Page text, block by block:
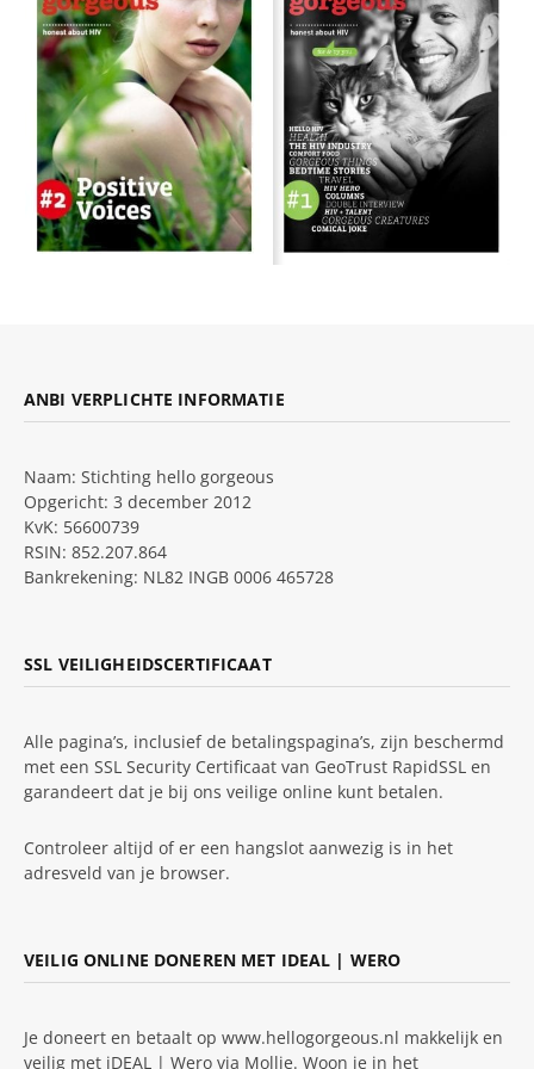
ANBI VERPLICHTE INFORMATIE
Naam: Stichting hello gorgeous
Opgericht: 3 december 2012
KvK: 56600739
RSIN: 852.207.864
Bankrekening: NL82 INGB 0006 465728
SSL VEILIGHEIDSCERTIFICAAT
Alle pagina’s, inclusief de betalingspagina’s, zijn beschermd
met een SSL Security Certificaat van GeoTrust RapidSSL en
garandeert dat je bij ons veilige online kunt betalen.
Controleer altijd of er een hangslot aanwezig is in het
adresveld van je browser.
VEILIG ONLINE DONEREN MET IDEAL | WERO
Je doneert en betaalt op www.hellogorgeous.nl makkelijk en
veilig met iDEAL | Wero via Mollie. Woon je in het